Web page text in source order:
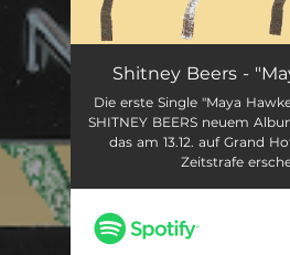
Shitney Beers -
Die erste Single "Maya
SHITNEY BEERS neuem
das am 13.12. auf Grand
Zeitstrafe